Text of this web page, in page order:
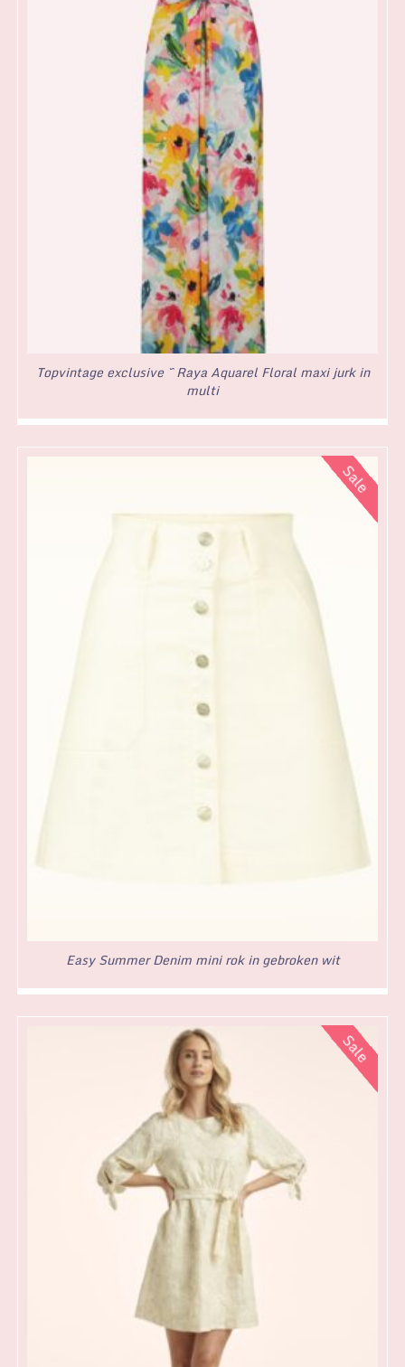
Topvintage exclusive ~ Raya Aquarel Floral maxi jurk in
multi
Easy Summer Denim mini rok in gebroken wit